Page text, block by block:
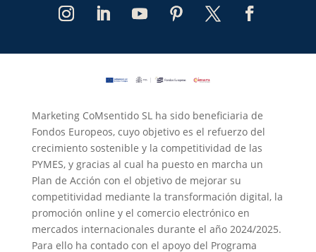
Marketing CoMsentido SL ha sido beneficiaria de
Fondos Europeos, cuyo objetivo es el refuerzo del
crecimiento sostenible y la competitividad de las
PYMES, y gracias al cual ha puesto en marcha un
Plan de Acción con el objetivo de mejorar su
competitividad mediante la transformación digital, la
promoción online y el comercio electrónico en
mercados internacionales durante el año 2024/2025.
Para ello ha contado con el apoyo del Programa